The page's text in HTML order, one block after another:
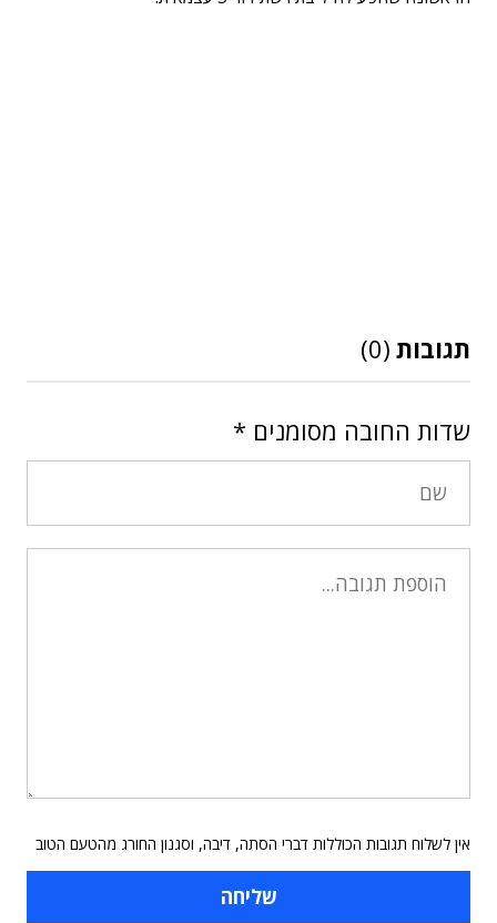
תגובות (0)
שדות החובה מסומנים *
אין לשלוח תגובות הכוללות דברי הסתה, דיבה, וסגנון החורג מהטעם הטוב